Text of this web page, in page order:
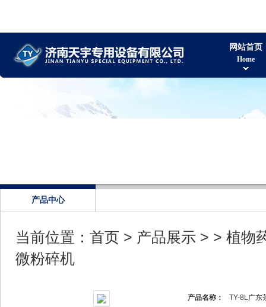
网站首页
Home
产品中心
当前位置： 首页 > 产品展示 > > 植物
微粉碎机
产品名称：
TY-8L广东